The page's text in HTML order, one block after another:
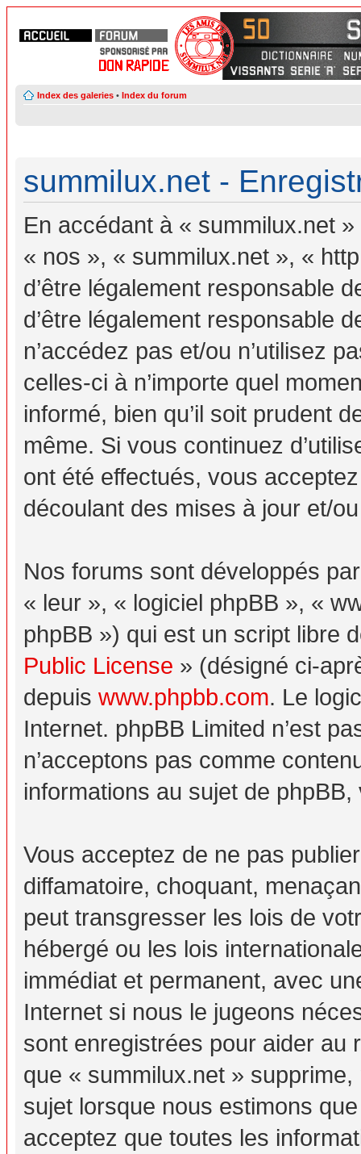
Index des galeries • Index du forum
summilux.net -
En accédant à « summilux.net
« nos », « summilux.net », «
d’être légalement responsable
d’être légalement responsable
n’accédez pas et/ou n’utilisez
celles-ci à n’importe quel
informé, bien qu’il soit prudent
même. Si vous continuez
ont été effectués, vous
découlant des mises à jour et/
Nos forums sont développés
« leur », « logiciel phpBB », «
phpBB ») qui est un script libre
Public License » (désigné ci-
depuis www.phpbb.com. Le
Internet. phpBB Limited n’est
n’acceptons pas comme
informations au sujet de
Vous acceptez de ne pas
diffamatoire, choquant,
peut transgresser les lois de
hébergé ou les lois
immédiat et permanent, avec
Internet si nous le jugeons
sont enregistrées pour aider au
que « summilux.net »
sujet lorsque nous estimons
acceptez que toutes les